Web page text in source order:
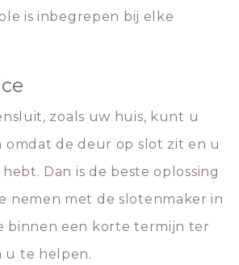
is inbegrepen bij elke
zoals uw huis, kunt u
omdat de deur op slot zit en u
Dan is de beste oplossing
nemen met de slotenmaker in
binnen een korte termijn ter
u te helpen.